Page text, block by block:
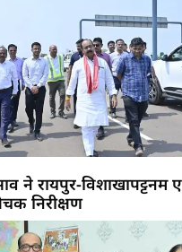
ने रायपुर-विशाखापट्टनम
निरीक्षण